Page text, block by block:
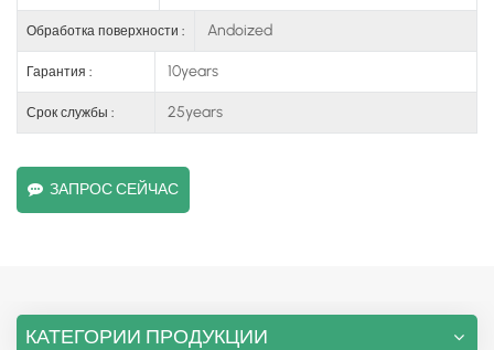
Обработка поверхности : Andoized
Гарантия : 10years
Срок службы : 25years
ЗАПРОС СЕЙЧАС
КАТЕГОРИИ ПРОДУКЦИИ